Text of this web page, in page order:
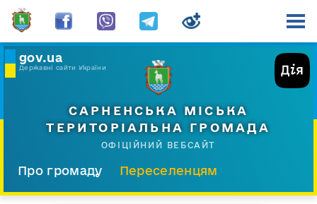
gov.ua
Державні сайти України
САРНЕНСЬКА МІСЬКА
ТЕРИТОРІАЛЬНА ГРОМАДА
ОФІЦІЙНИЙ ВЕБСАЙТ
Про громаду
Переселенцям